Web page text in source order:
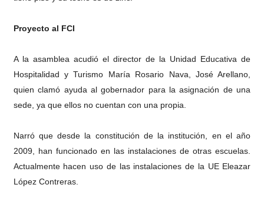
Proyecto al FCI
A la asamblea acudió el director de la Unidad Educativa de
Hospitalidad y Turismo María Rosario Nava, José Arellano,
quien clamó ayuda al gobernador para la asignación de una
sede, ya que ellos no cuentan con una propia.
Narró que desde la constitución de la institución, en el año
2009, han funcionado en las instalaciones de otras escuelas.
Actualmente hacen uso de las instalaciones de la UE Eleazar
López Contreras.